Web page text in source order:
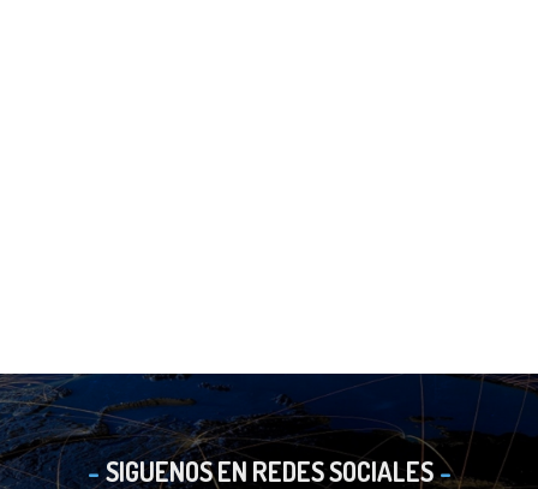
SIGUENOS EN REDES SOCIALES